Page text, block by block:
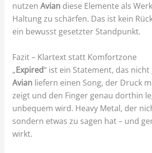
nutzen Avian diese Elemente als
Haltung zu schärfen. Das ist kein
ein bewusst gesetzter Standpunkt.
Fazit – Klartext statt Komfortzone
„Expired“ ist ein Statement, das nicht
Avian liefern einen Song, der Druck
zeigt und den Finger genau dorthin
unbequem wird. Heavy Metal, der
sondern etwas zu sagen hat – und
wirkt.